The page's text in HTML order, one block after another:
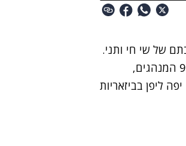
של שי חי ותני.
ב. סין היא מדינה ממש משונה. אי לכך ובהתאם לזאת, התכנסו כדי לכתוב על 9 המנהגים,
ליפן בביזאריות